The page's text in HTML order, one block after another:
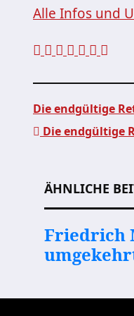
Alle Infos und
Die endgültige
Die endgültige
ÄHNLICHE
Friedrich